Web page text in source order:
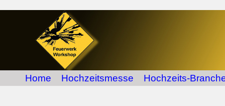
Home Hochzeitsmesse Hochzeits-